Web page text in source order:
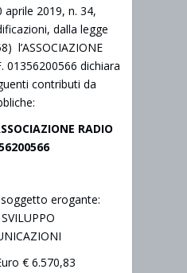
2019, n. 34,
dalla legge
l’ASSOCIAZIONE
01356200566 dichiara
contributi da
RADIO
erogante:
€ 6.570,83